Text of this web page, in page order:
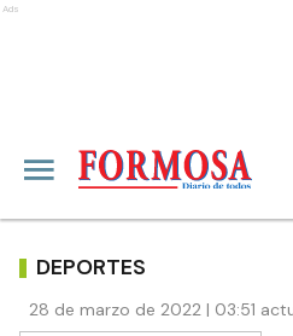
Ads
DEPORTES
28 de marzo de 2022 | 03:51